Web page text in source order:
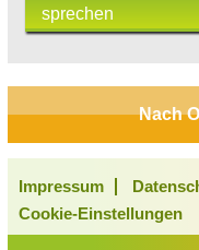
sprechen
Nach
Impressum
Cookie-Einstellungen